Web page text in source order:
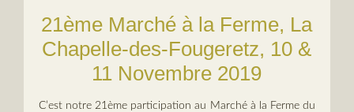
21ème Marché à la Ferme, La
Chapelle-des-Fougeretz, 10 &
11 Novembre 2019
C’est notre 21ème participation au Marché à la Ferme du